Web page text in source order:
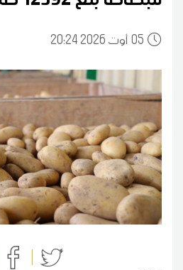
0520:24 2026 أوت